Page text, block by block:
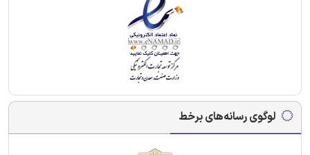
لوگوی رسانه‌های برخط